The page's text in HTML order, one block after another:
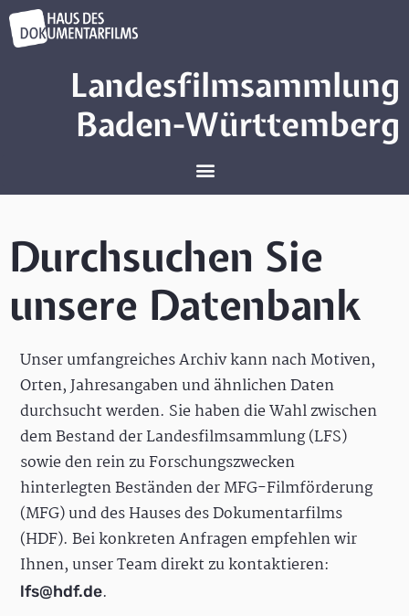
Landesfilmsammlung
Baden-Württemberg
Durchsuchen Sie
unsere Datenbank
Unser umfangreiches Archiv kann nach Motiven,
Orten, Jahresangaben und ähnlichen Daten
durchsucht werden. Sie haben die Wahl zwischen
dem Bestand der Landesfilmsammlung (LFS)
sowie den rein zu Forschungszwecken
hinterlegten Beständen der MFG-Filmförderung
(MFG) und des Hauses des Dokumentarfilms
(HDF). Bei konkreten Anfragen empfehlen wir
Ihnen, unser Team direkt zu kontaktieren:
lfs@hdf.de.